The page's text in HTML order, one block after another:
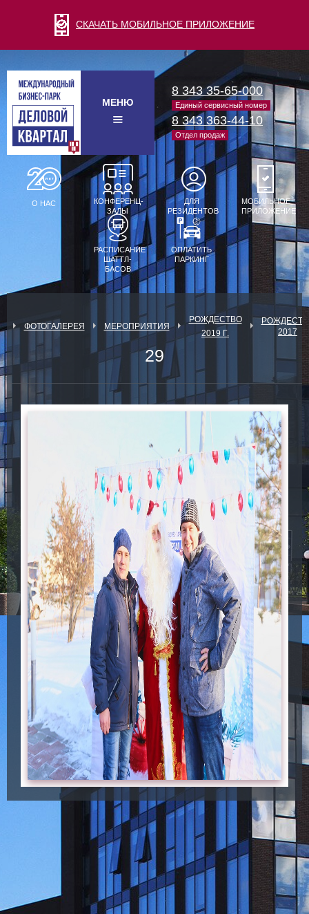
СКАЧАТЬ МОБИЛЬНОЕ ПРИЛОЖЕНИЕ
МЕНЮ
8 343 35-65-000
Единый сервисный номер
8 343 363-44-10
Отдел продаж
О НАС
КОНФЕРЕНЦ-
ЗАЛЫ
ДЛЯ
РЕЗИДЕНТОВ
МОБИЛЬНОЕ
ПРИЛОЖЕНИЕ
РАСПИСАНИЕ
ШАТТЛ-
БАСОВ
ОПЛАТИТЬ
ПАРКИНГ
ФОТОГАЛЕРЕЯ МЕРОПРИЯТИЯ
РОЖДЕСТВО
2019 Г.
2017
29